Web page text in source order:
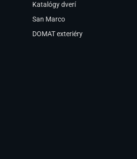
Katalógy dverí
San Marco
DOMAT exteriéry